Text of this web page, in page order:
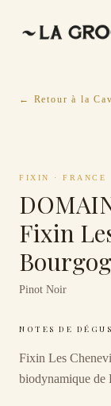
← Retour à la
FIXIN · FRANCE
Fixin
Pinot Noir
NOTES DE
Fixin Les
biodynamique de